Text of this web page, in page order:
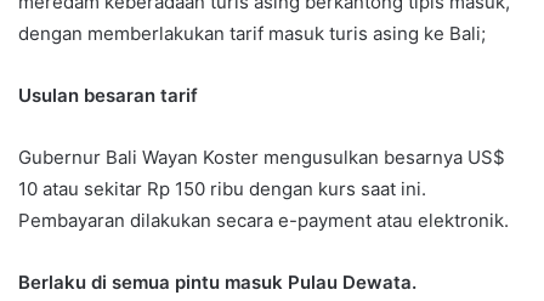
dengan memberlakukan tarif masuk turis asing ke Bali;
Usulan besaran tarif
Gubernur Bali Wayan Koster mengusulkan besarnya US$
10 atau sekitar Rp 150 ribu dengan kurs saat ini.
Pembayaran dilakukan secara e-payment atau elektronik.
Berlaku di semua pintu masuk Pulau Dewata.